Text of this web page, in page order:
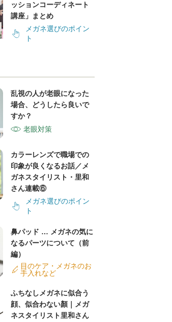
ッションコーディネート
講座」まとめ
メガネ選びのポイン
ト
乱視の人が老眼になった
場合、どうしたら良いで
すか？
老眼対策
カラーレンズで職場での
印象が良くなるお話／メ
ガネスタイリスト・里和
さん連載⑥
メガネ選びのポイン
ト
鼻パッド … メガネの気に
なるパーツについて（前
編）
目のケア・メガネのお
手入れなど
ふちなしメガネに似合う
顔、似合わない顏｜メガ
ネスタイリスト里和さん